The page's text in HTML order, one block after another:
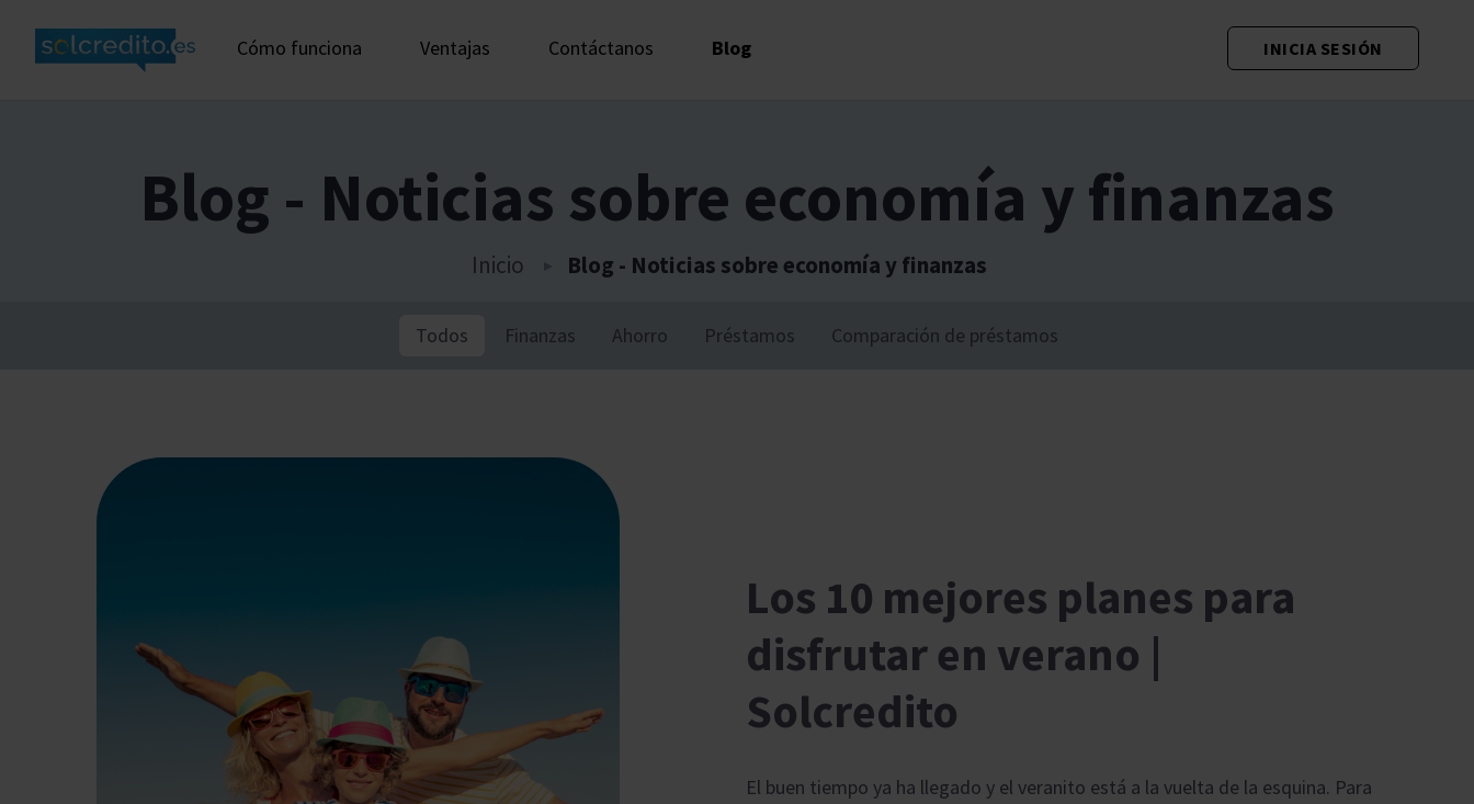
Cómo funciona Ventajas Contáctanos Blog INICIA SESIÓN
Blog - Noticias sobre economía y finanzas
Inicio Blog - Noticias sobre economía y finanzas
Todos Finanzas Ahorro Préstamos Comparación de préstamos
Los 10 mejores planes para
disfrutar en verano |
Solcredito
El buen tiempo ya ha llegado y el veranito está a la vuelta de la esquina. Para